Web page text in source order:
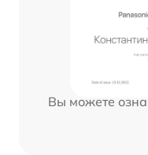
Вы можете